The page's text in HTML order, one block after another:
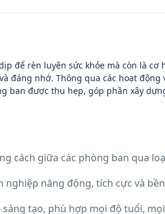
để rèn luyện sức khỏe mà còn là
đáng nhớ. Thông qua các hoạt
ban được thu hẹp, góp phần xây
cách giữa các phòng ban qua
nghiệp năng động, tích cực và
tạo, phù hợp mọi độ tuổi,